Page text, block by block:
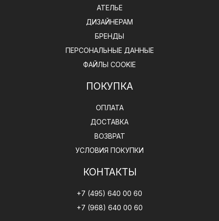
АТЕЛЬЕ
ДИЗАЙНЕРАМ
БРЕНДЫ
ПЕРСОНАЛЬНЫЕ ДАННЫЕ
ФАЙЛЫ COOKIE
ПОКУПКА
ОПЛАТА
ДОСТАВКА
ВОЗВРАТ
УСЛОВИЯ ПОКУПКИ
КОНТАКТЫ
+7 (495) 640 00 60
+7 (968) 640 00 60